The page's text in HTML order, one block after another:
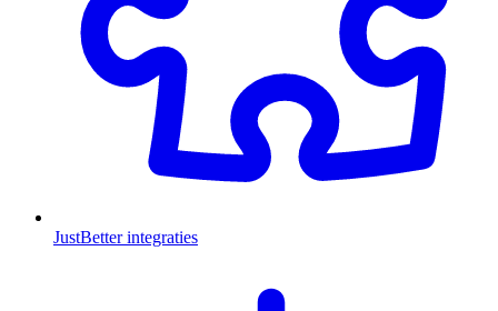
JustBetter integraties